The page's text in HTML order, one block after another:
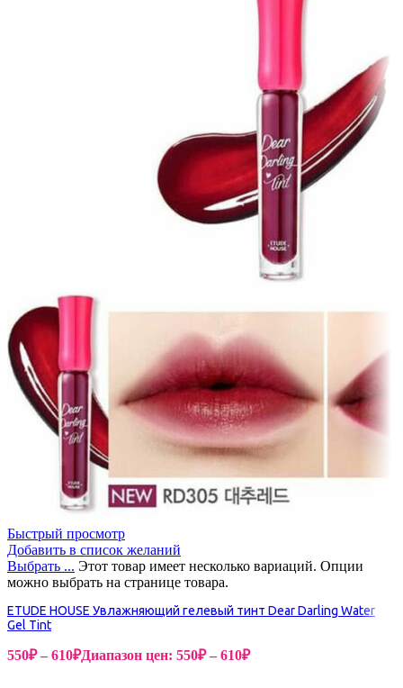
Быстрый просмотр
Добавить в список желаний
Выбрать ... Этот товар имеет несколько вариаций. Опции
можно выбрать на странице товара.
ETUDE HOUSE Увлажняющий гелевый тинт Dear Darling Water
Gel Tint
550₽ – 610₽Диапазон цен: 550₽ – 610₽